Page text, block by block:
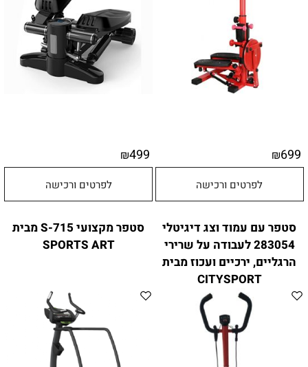
₪699
לפרטים ורכישה
₪499
לפרטים ורכישה
סטפר עם עמוד וצג דיגיטלי
283054 לעבודה על שרירי
הרגליים, ירכיים ועכוז מבית
CITYSPORT
סטפר מקצועי S-715 מבית
SPORTS ART